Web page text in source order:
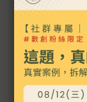
數創小聚 2026/
Bitter Lesson
多資料、更大模
規模化的回饋閉
由 數創實驗室
NT$289